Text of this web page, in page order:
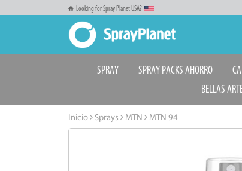
Looking for Spray Planet USA?
SPRAY SPRAY PACKS AHORRO
BELLAS
Inicio Sprays MTN MTN 94